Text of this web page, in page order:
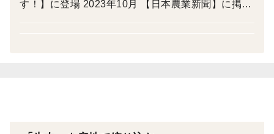
す！】に登場 2023年10月 【日本農業新聞】に掲載